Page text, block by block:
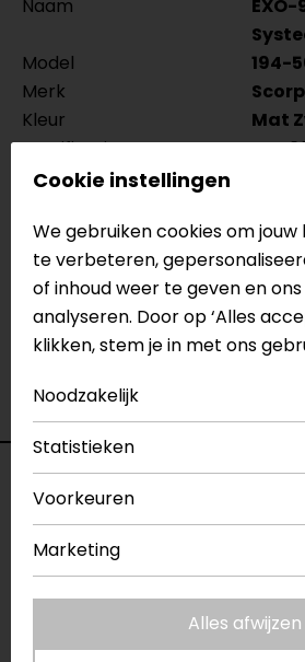
Naam
EXO-
Model
194-
Merk
Kleur
Mat
Certificering
ECE
Communicatie
Kinbandsluiting
Materiaal
Pinlock
Rijstijl
zonnevizier
Reviews (2)
05-03-2026
- Timmer
Cookie instellingen
We gebruiken cookies om
te verbeteren,
of inhoud weer te geven en
analyseren. Door op ‘Alles
klikken, stem je in met ons
Noodzakelijk
Statistieken
Voorkeuren
Marketing
Alles afwijzen